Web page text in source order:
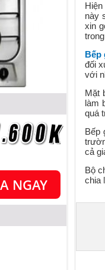
NGAY
này
xin
Bếp
đối
với
Mặt
làm
quá
Bếp
cả
Bộ
chia